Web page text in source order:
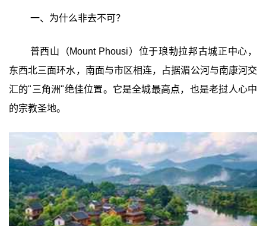
一、为什么非去不可？
普西山（Mount Phousi）位于琅勃拉邦古城正中心，
东西北三面环水，南面与市区相连，占据湄公河与南康河交
汇的"三角洲"绝佳位置。它是全城最高点，也是老挝人心中
的宗教圣地。